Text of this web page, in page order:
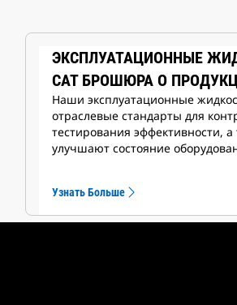
ЭКСПЛУАТАЦИОННЫЕ
CAT БРОШЮРА О
Наши эксплуатационные
отраслевые стандарты для
тестирования эффективности, а
улучшают состояние
Узнать Больше